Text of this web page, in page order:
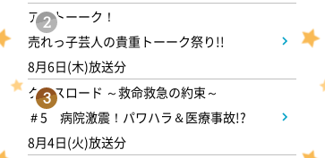
2
アメトーーク！
売れっ子芸人の貴重トーーク祭り!!
8月6日(木)放送分
3
クロスロード ～救命救急の約束～
＃5 病院激震！パワハラ＆医療事故!?
8月4日(火)放送分
午前 9:30
1泊家族 傑作選 100年前に
タイプスリップ!?昭和大正の暮
らしをする衝撃家族